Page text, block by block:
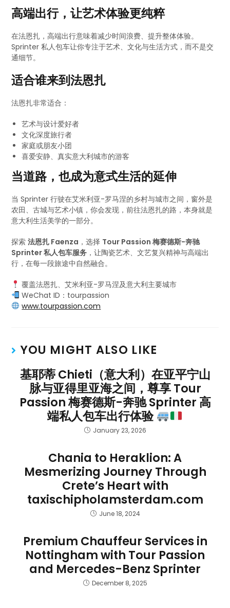
高端出行，让艺术体验更纯粹
在法恩扎，高端出行意味着减少时间浪费、提升整体体验。
Sprinter 私人包车让你专注于艺术、文化与生活方式，而不是交
通细节。
适合谁来到法恩扎
法恩扎非常适合：
艺术与设计爱好者
文化深度旅行者
家庭或朋友小团
喜爱安静、真实意大利城市的游客
当道路，也成为意式生活的延伸
当 Sprinter 行驶在艾米利亚-罗马涅的乡村与城市之间，窗外是
农田、古城与艺术小镇，你会发现，前往法恩扎的路，本身就是
意大利生活美学的一部分。
探索法恩扎 Faenza ，选择 Tour Passion 梅赛德斯-奔驰
Sprinter 私人包车服务 ，让陶瓷艺术、文艺复兴精神与高端出
行，在每一段旅途中自然融合。
覆盖法恩扎、艾米利亚-罗马涅及意大利主要城市
WeChat ID：tourpassion
www.tourpassion.com
YOU MIGHT ALSO LIKE
基耶蒂 Chieti（意大利）在亚平宁山
脉与亚得里亚海之间，尊享 Tour
Passion 梅赛德斯-奔驰 Sprinter 高
端私人包车出行体验
January 23, 2026
Chania to Heraklion: A
Mesmerizing Journey Through
Crete’s Heart with
taxischipholamsterdam.com
June 18, 2024
Premium Chauffeur Services in
Nottingham with Tour Passion
and Mercedes-Benz Sprinter
December 8, 2025